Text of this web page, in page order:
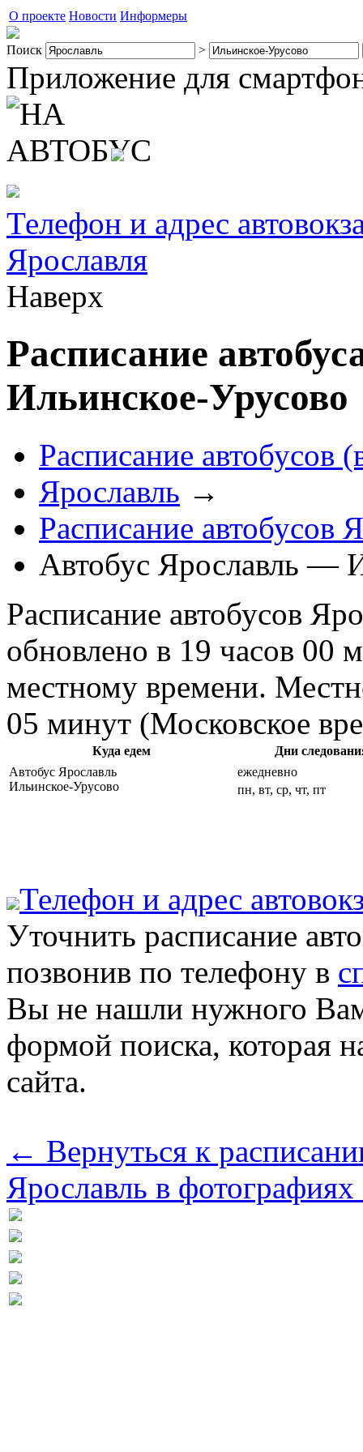
О проекте Новости Информеры
Поиск >
Приложение для
Телефон и адрес
Ярославля
Наверх
Расписание
Ильинское-Урусово
Расписание автобусов
Ярославль →
Расписание автобусов
Автобус Ярославль —
Расписание автобусов
обновлено в 19 часов 00
местному времени.
05 минут (Московское
Куда едем
Дни
Автобус Ярославль
Ильинское-Урусово
ежедневно
пн, вт, ср, чт, пт
Телефон и адрес
Уточнить расписание
позвонив по телефону в
Вы не нашли нужного
формой поиска, которая
сайта.
← Вернуться к
Ярославль в